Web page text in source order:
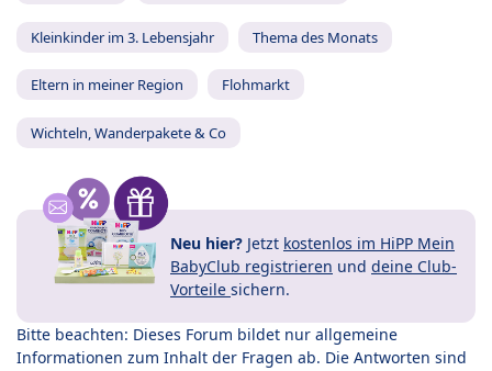
Kleinkinder im 3. Lebensjahr Thema des Monats
Eltern in meiner Region Flohmarkt
Wichteln, Wanderpakete & Co
Neu hier? Jetzt kostenlos im HiPP Mein
BabyClub registrieren und deine Club-
Vorteile sichern.
Bitte beachten: Dieses Forum bildet nur allgemeine
Informationen zum Inhalt der Fragen ab. Die Antworten sind